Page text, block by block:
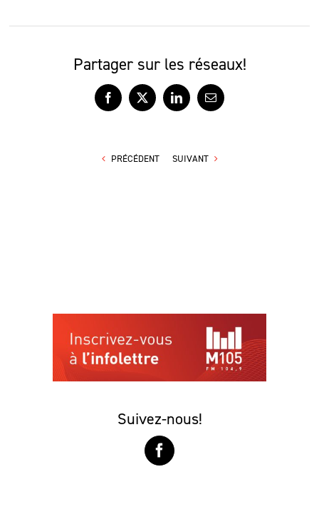
Partager sur les réseaux!
Facebook
X LinkedInCourriel
PRÉCÉDENT SUIVANT
Suivez-nous!